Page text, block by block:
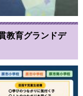
教育グランドデ